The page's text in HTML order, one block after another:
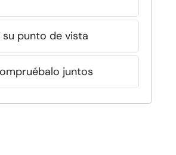
punto de vista
juntos